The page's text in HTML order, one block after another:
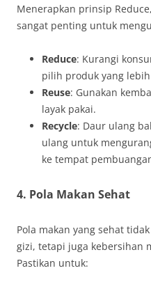
Menerapkan prinsip
sangat penting untuk
Reduce: Kurangi
pilih produk yang
Reuse: Gunakan
layak pakai.
Recycle: Daur ulang
ulang untuk
ke tempat
4. Pola Makan Sehat
Pola makan yang sehat
gizi, tetapi juga kebersihan
Pastikan untuk: